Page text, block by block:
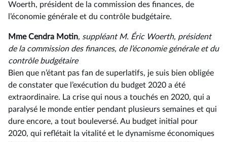
Woerth, président de la commission des finances, de
l’économie générale et du contrôle budgétaire.
Mme Cendra Motin, suppléant M. Éric Woerth, président
de la commission des finances, de l’économie générale et du
contrôle budgétaire
Bien que n’étant pas fan de superlatifs, je suis bien obligée
de constater que l’exécution du budget 2020 a été
extraordinaire. La crise qui nous a touchés en 2020, qui a
paralysé le monde entier pendant plusieurs semaines et qui
dure encore, a tout bouleversé. Au budget initial pour
2020, qui reflétait la vitalité et le dynamisme économiques